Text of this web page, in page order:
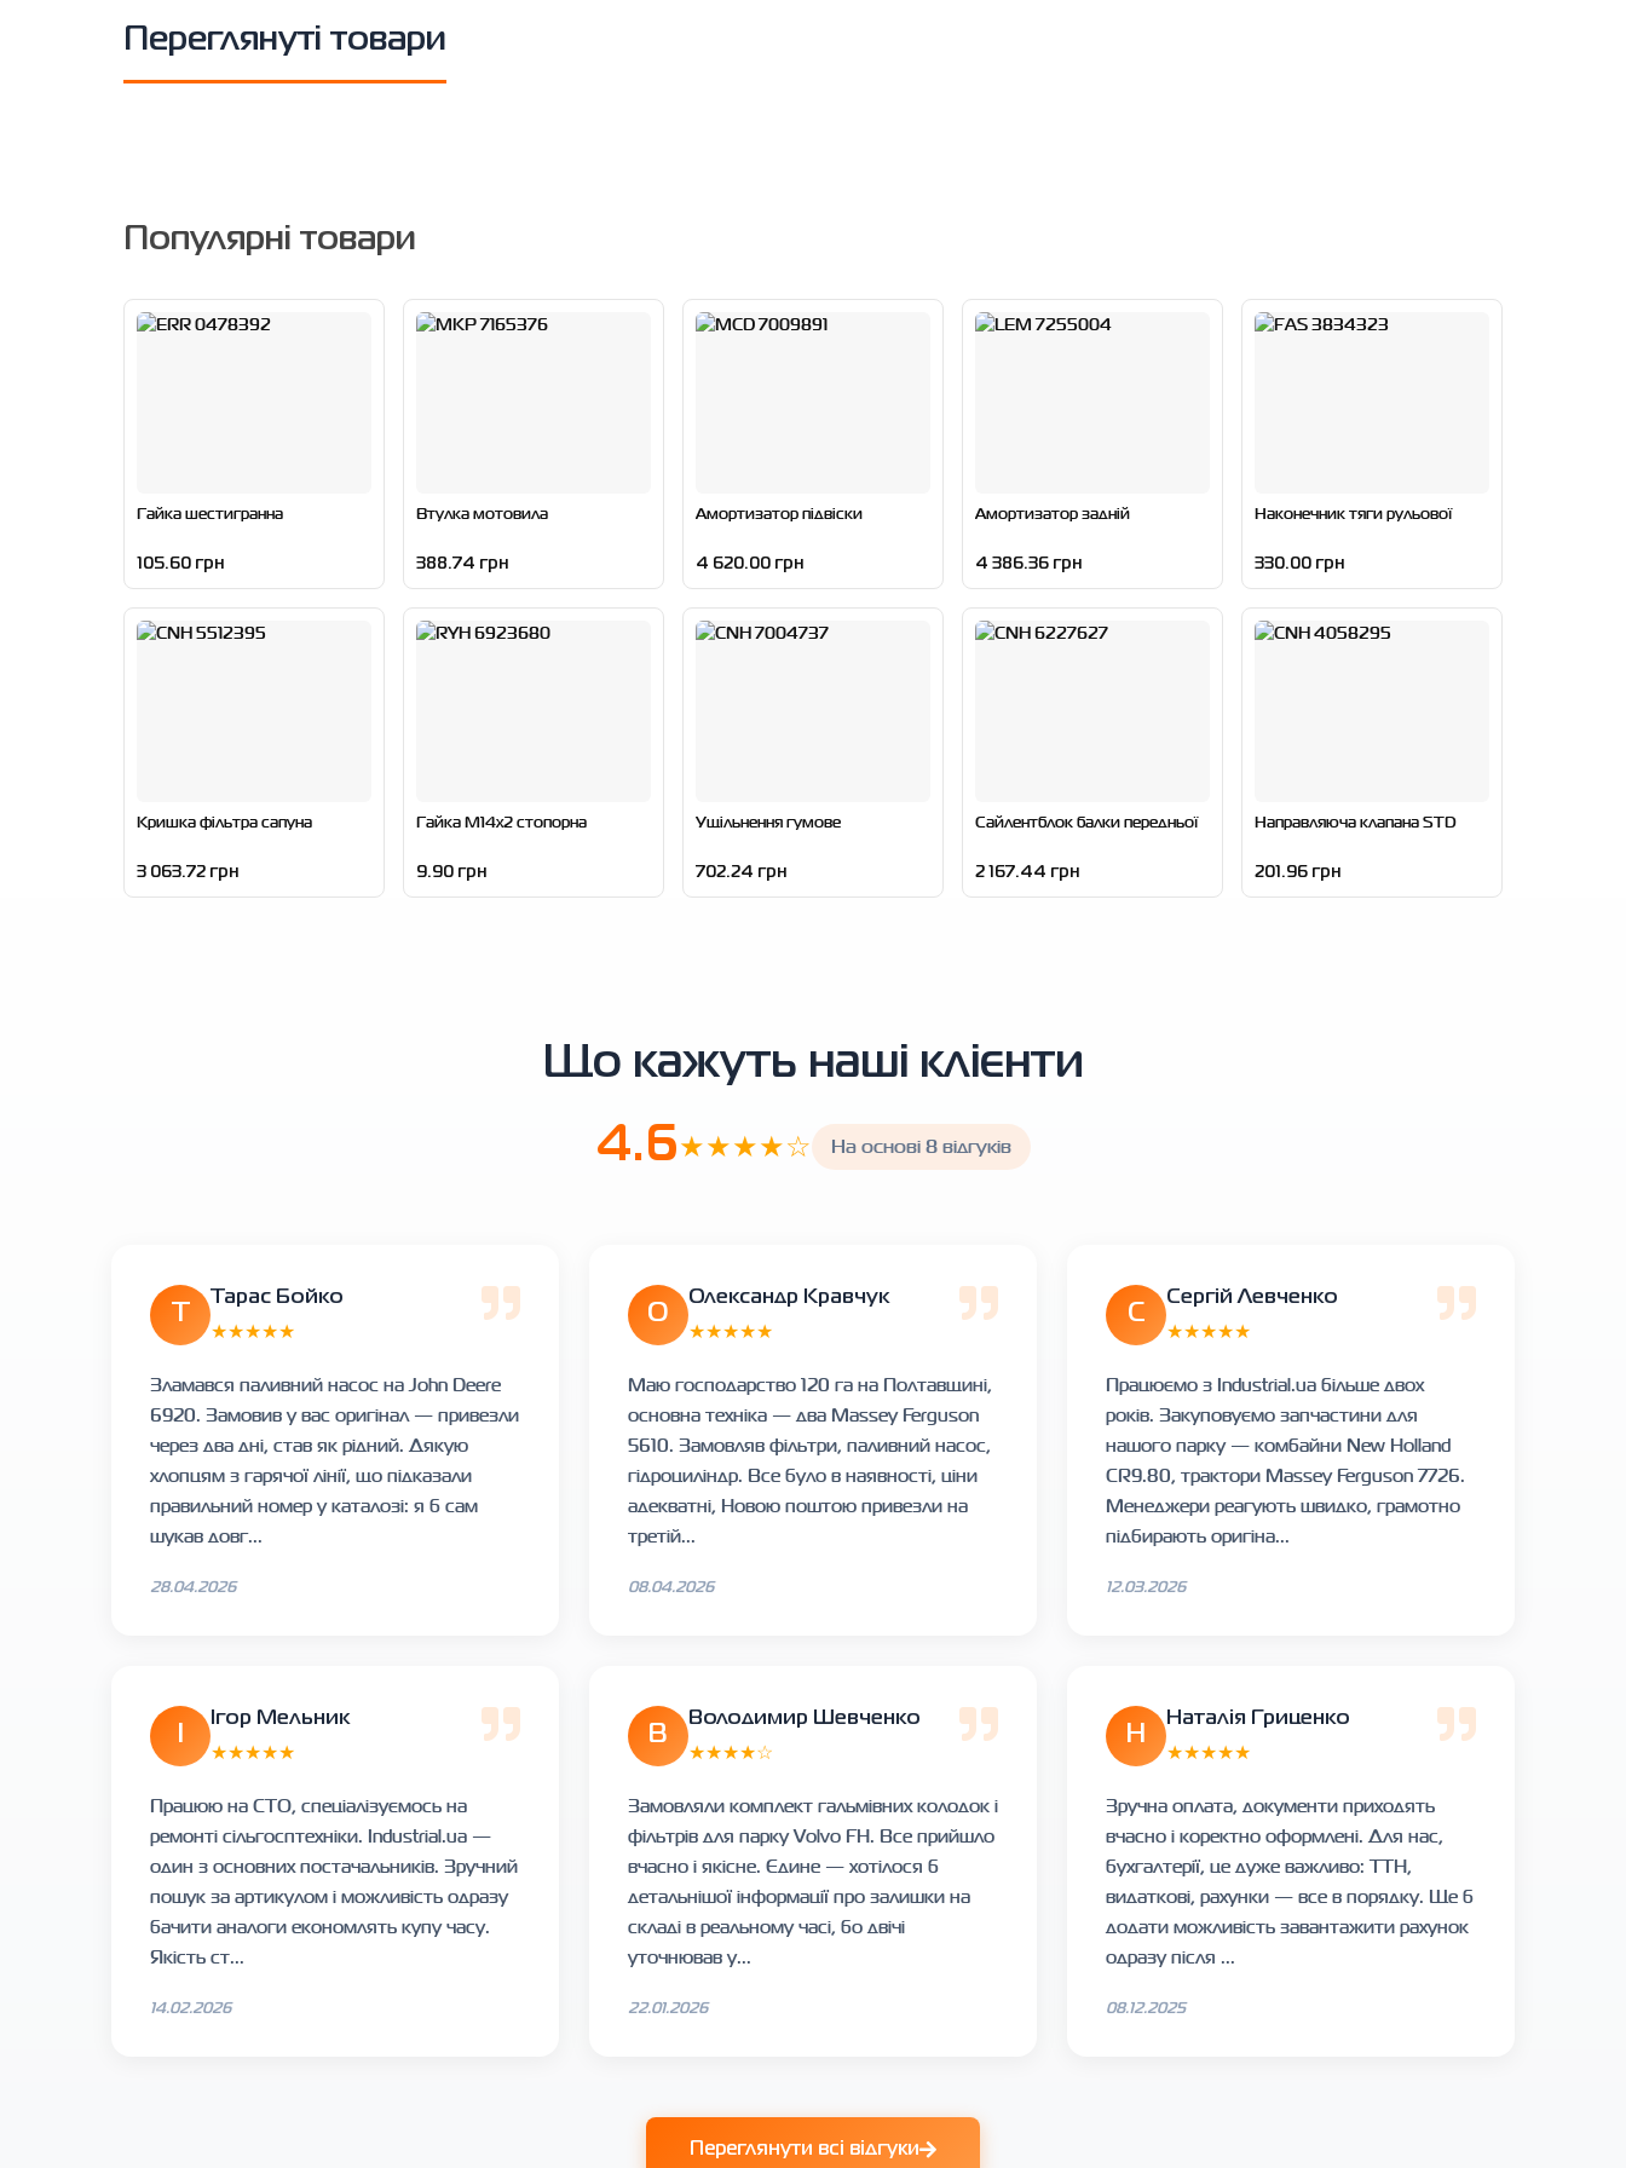
Переглянуті товари
Популярні товари
Гайка шестигранна
105.60 грн
Втулка мотовила
388.74 грн
Амортизатор підвіски
4 620.00 грн
Амортизатор задній
4 386.36 грн
Наконечник тяги рульової
330.00 грн
Кришка фільтра сапуна
3 063.72 грн
Гайка M14x2 стопорна
9.90 грн
Ущiльнення гумове
702.24 грн
Сайлентблок балки передньої
2 167.44 грн
Направляюча клапана STD
201.96 грн
Що кажуть наші клієнти
4.6★★★★☆ На основі 8 відгуків
Тарас Бойко
★★★★★
Зламався паливний насос на John Deere
6920. Замовив у вас оригінал — привезли
через два дні, став як рідний. Дякую
хлопцям з гарячої лінії, що підказали
правильний номер у каталозі: я б сам
шукав довг...
28.04.2026
О
Олександр Кравчук
★★★★★
Маю господарство 120 га на Полтавщині,
основна техніка — два Massey Ferguson
5610. Замовляв фільтри, паливний насос,
гідроциліндр. Все було в наявності, ціни
адекватні, Новою поштою привезли на
третій...
08.04.2026
С
Сергій Левченко
★★★★★
Працюємо з Industrial.ua більше двох
років. Закуповуємо запчастини для
нашого парку — комбайни New Holland
CR9.80, трактори Massey Ferguson 7726.
Менеджери реагують швидко, грамотно
підбирають оригіна...
12.03.2026
Ігор Мельник
★★★★★
Працюю на СТО, спеціалізуємось на
ремонті сільгосптехніки. Industrial.ua —
один з основних постачальників. Зручний
пошук за артикулом і можливість одразу
бачити аналоги економлять купу часу.
Якість ст...
14.02.2026
В
Володимир Шевченко
★★★★☆
Замовляли комплект гальмівних колодок і
фільтрів для парку Volvo FH. Все прийшло
вчасно і якісне. Єдине — хотілося б
детальнішої інформації про залишки на
складі в реальному часі, бо двічі
уточнював у...
22.01.2026
Н
Наталія Гриценко
★★★★★
Зручна оплата, документи приходять
вчасно і коректно оформлені. Для нас,
бухгалтерії, це дуже важливо: ТТН,
видаткові, рахунки — все в порядку. Ще б
додати можливість завантажити рахунок
одразу після ...
08.12.2025
Переглянути всі відгуки